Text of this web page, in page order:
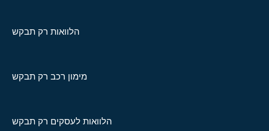
הלוואות רק תבקש
מימון רכב רק תבקש
הלוואות לעסקים רק תבקש